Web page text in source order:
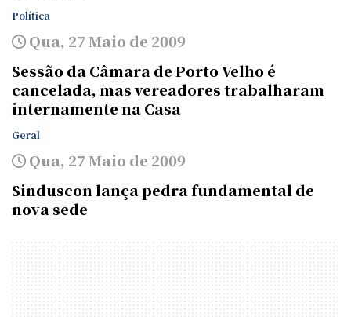
Política
Qua, 27 Maio de 2009
Sessão da Câmara de Porto Velho é
cancelada, mas vereadores trabalharam
internamente na Casa
Geral
Qua, 27 Maio de 2009
Sinduscon lança pedra fundamental de
nova sede